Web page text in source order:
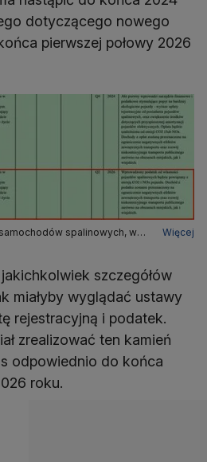
dotyczącego nowego
pierwszej połowy 2026
spalinowych, w
kwartał 2026
Więcej
szczegółów
miałyby wyglądać ustawy
rejestracyjną i podatek.
zrealizować ten kamień
odpowiednio do końca
roku.